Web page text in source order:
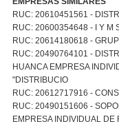
RUC: 20610451561 -
RUC: 20600354648 - I Y M
RUC: 20614180618 -
RUC: 20490764101 -
HUANCA EMPRESA
"DISTRIBUCIO
RUC: 20612717916 -
RUC: 20490151606 -
EMPRESA INDIVIDUAL DE